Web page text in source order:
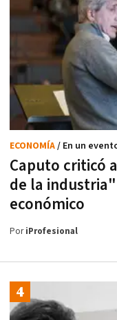
Caputo criticó
de la
económico
ECONOMÍA/ En un
PoriProfesional